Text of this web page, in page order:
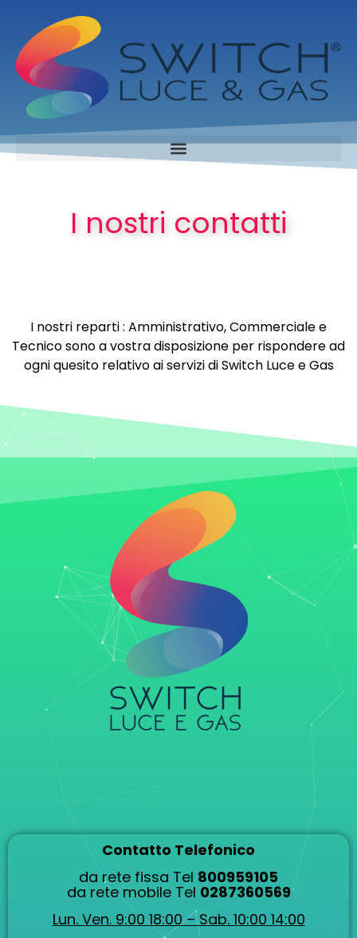
I nostri contatti
I nostri reparti : Amministrativo, Commerciale e
Tecnico sono a vostra disposizione per rispondere ad
ogni quesito relativo ai servizi di Switch Luce e Gas
Contatto Telefonico
da rete fissa Tel 800959105
da rete mobile Tel 0287360569
Lun. Ven. 9:00 18:00 – Sab. 10:00 14:00